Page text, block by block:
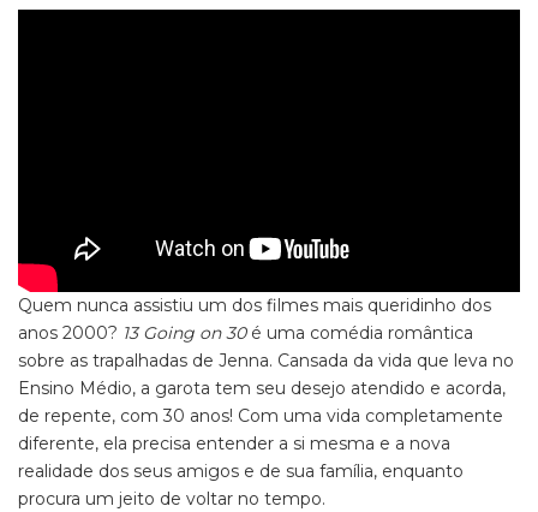
Quem nunca assistiu um dos filmes mais queridinho dos
anos 2000? 13 Going on 30é uma comédia romântica
sobre as trapalhadas de Jenna. Cansada da vida que leva no
Ensino Médio, a garota tem seu desejo atendido e acorda,
de repente, com 30 anos! Com uma vida completamente
diferente, ela precisa entender a si mesma e a nova
realidade dos seus amigos e de sua família, enquanto
procura um jeito de voltar no tempo.